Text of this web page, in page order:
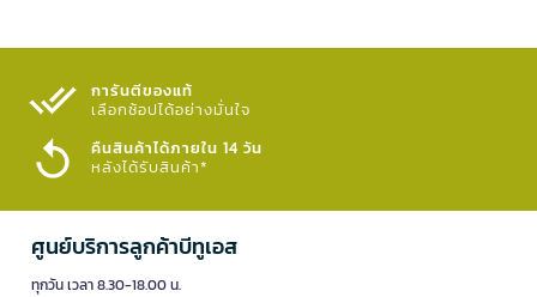
การันตีของแท้
เลือกช้อปได้อย่างมั่นใจ​
คืนสินค้าได้ภายใน 14 วัน
หลังได้รับสินค้า*
ศูนย์บริการลูกค้าบีทูเอส
ทุกวัน เวลา 8.30-18.00 น.